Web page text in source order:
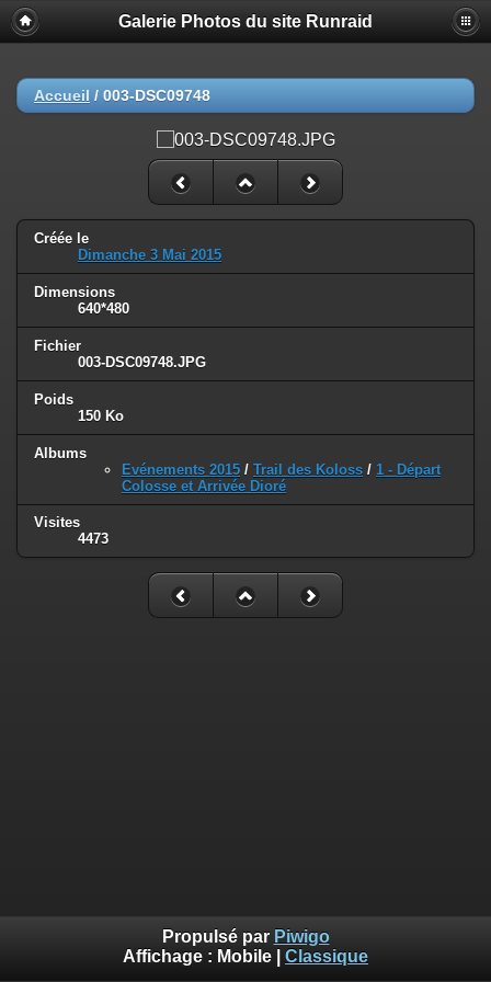
Galerie Photos du site Runraid
Accueil / 003-DSC09748
Créée le
Dimanche 3 Mai 2015
Dimensions
640*480
Fichier
003-DSC09748.JPG
Poids
150 Ko
Albums
Evénements 2015 / Trail des Koloss / 1 - Départ
Colosse et Arrivée Dioré
Visites
4473
Propulsé par Piwigo
Affichage : Mobile Classique